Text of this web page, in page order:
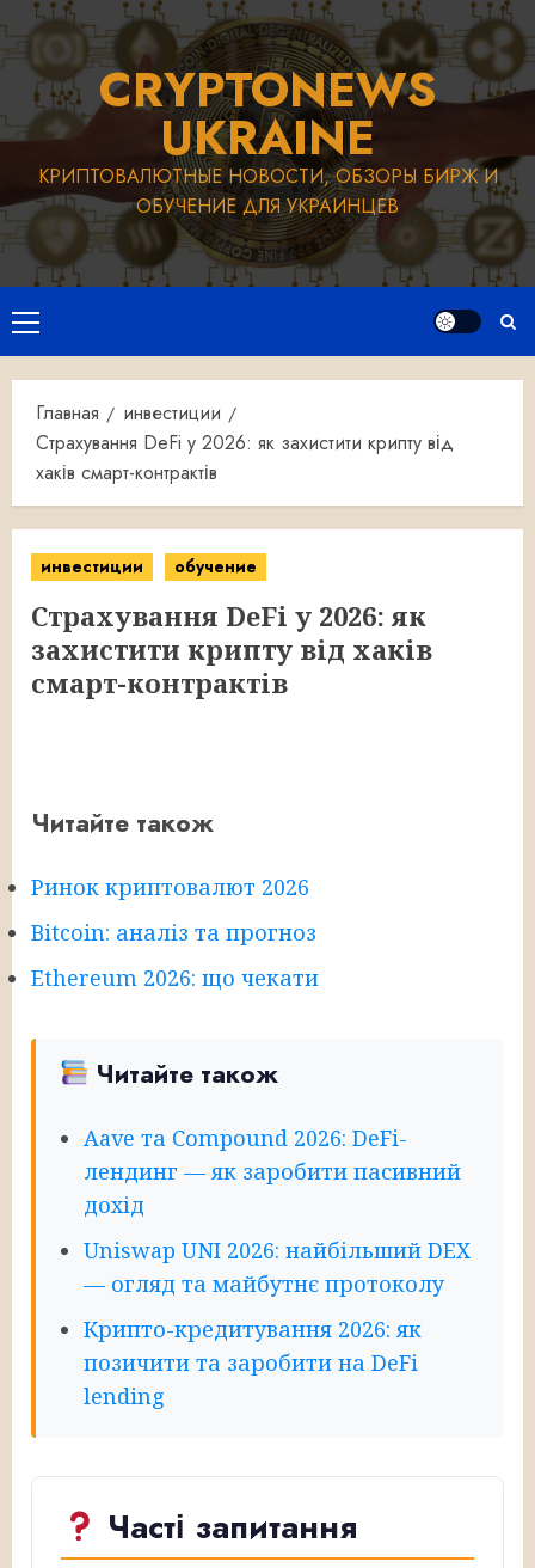
Перейти
к
содержимомуCRYPTONEWS
UKRAINE
КРИПТОВАЛЮТНЫЕ НОВОСТИ, ОБЗОРЫ БИРЖ И
ОБУЧЕНИЕ ДЛЯ УКРАИНЦЕВ
Основное
меню
Главная
инвестиции
Страхування DeFi у 2026: як захистити крипту від
хаків смарт-контрактів
инвестиции обучение
Страхування DeFi у 2026: як
захистити крипту від хаків
смарт-контрактів
Читайте також
Ринок криптовалют 2026
Bitcoin: аналіз та прогноз
Ethereum 2026: що чекати
Читайте також
Aave та Compound 2026: DeFi-
лендинг — як заробити пасивний
дохід
Uniswap UNI 2026: найбільший DEX
— огляд та майбутнє протоколу
Крипто-кредитування 2026: як
позичити та заробити на DeFi
lending
Часті запитання